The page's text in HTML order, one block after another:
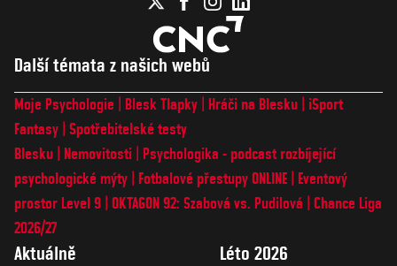
Další témata z našich webů
Moje Psychologie Blesk Tlapky Hráči na Blesku
iSport
Fantasy Spotřebitelské testy
Blesku
Nemovitosti
Psychologika - podcast rozbíjející
psychologické mýty
Fotbalové přestupy ONLINE
Eventový
prostor Level 9 OKTAGON 92: Szabová vs. Pudilová
Chance Liga
2026/27
Aktuálně Léto 2026